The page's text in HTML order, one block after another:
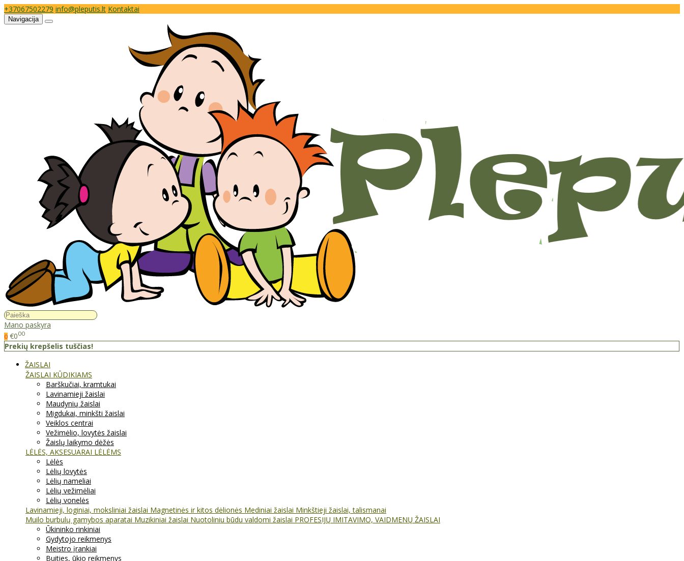
+37067502279 info@pleputis.lt Kontaktai
Navigacija
Mano paskyra
0 €000
Prekių krepšelis tuščias!
ŽAISLAI
ŽAISLAI KŪDIKIAMS
Barškučiai, kramtukai
Lavinamieji žaislai
Maudynių žaislai
Migdukai, minkšti žaislai
Veiklos centrai
Vežimėlio, lovytės žaislai
Žaislų laikymo dėžės
LĖLĖS, AKSESUARAI LĖLĖMS
Lėlės
Lėlių lovytės
Lėlių nameliai
Lėlių vežimėliai
Lėlių vonelės
Lavinamieji, loginiai, moksliniai žaislai Magnetinės ir kitos dėlionės Mediniai žaislai Minkštieji žaislai, talismanai
Muilo burbulų gamybos aparatai Muzikiniai žaislai Nuotoliniu būdu valdomi žaislai PROFESIJŲ IMITAVIMO, VAIDMENŲ ŽAISLAI
Ūkininko rinkiniai
Gydytojo reikmenys
Meistro įrankiai
Buities, ūkio reikmenys